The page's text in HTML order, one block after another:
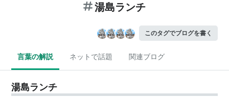
湯島ランチ
このタグでブログを書く
言葉の解説 ネットで話題 関連ブログ
湯島ランチ